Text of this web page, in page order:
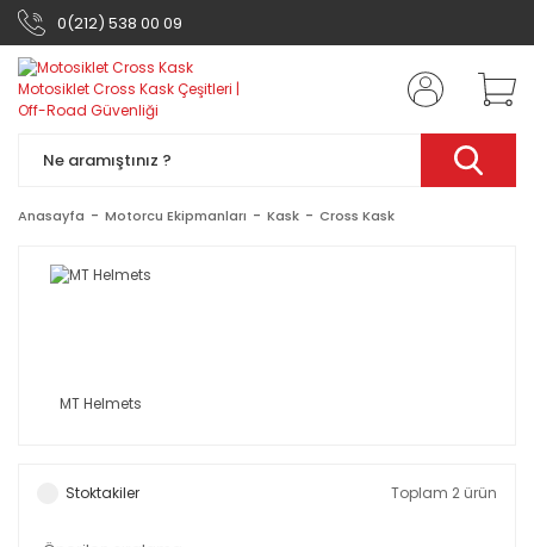
0(212) 538 00 09
Anasayfa Motorcu Ekipmanları Kask Cross Kask
MT Helmets
Stoktakiler Toplam 2 ürün